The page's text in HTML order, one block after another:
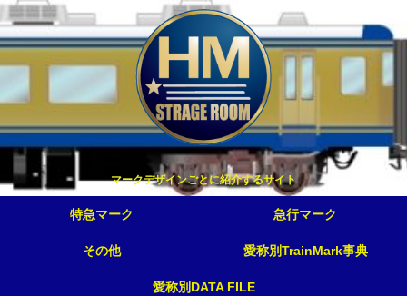
マークデザインごとに紹介するサイト
特急マーク 急行マーク
その他 愛称別TrainMark事典
愛称別DATA FILE